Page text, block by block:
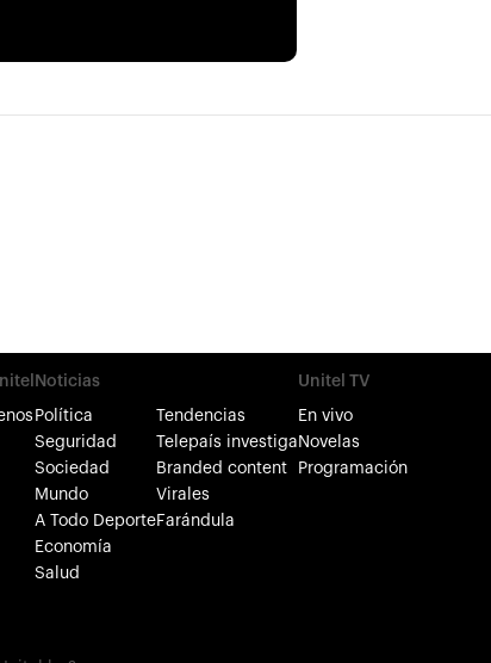
Noticias
Política
Seguridad
Sociedad
Mundo
A Todo Deporte
Economía
Salud
Tendencias
Telepaís investiga
Branded content
Virales
Farándula
Unitel TV
En vivo
Novelas
Programación